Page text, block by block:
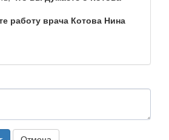
работу врача Котова Нина